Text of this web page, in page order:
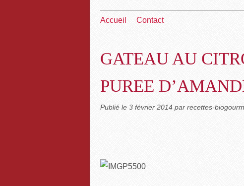
Accueil Contact
GATEAU AU
PUREE
Publié le 3 février 2014 par recettes-